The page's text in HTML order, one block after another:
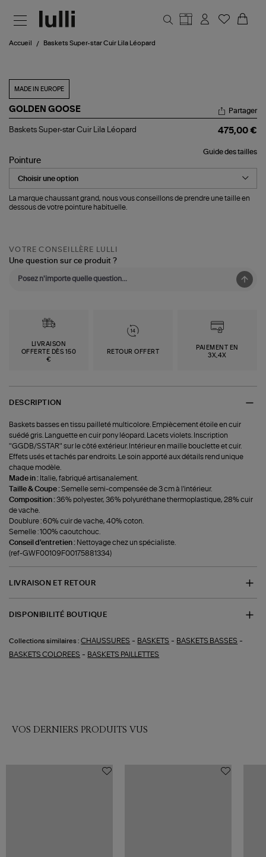
Accueil Baskets Super-star Cuir Lila Léopard
MADE IN EUROPE
GOLDEN GOOSE
Baskets
Cuir
Lila
Léopard
Partager
Baskets Super-star Cuir Lila Léopard 475,00 €
Guide des tailles
Pointure
La marque chaussant grand, nous vous conseillons de prendre une taille en
dessous de votre pointure habituelle.
VOTRE CONSEILLÈRE LULLI
Une question sur ce produit ?
LIVRAISON
OFFERTE DÈS 150
€
RETOUR OFFERT
PAIEMENT EN
3X,4X
DESCRIPTION
Baskets basses en tissu pailleté multicolore. Empiècement étoile en cuir
suédé gris. Languette en cuir pony léopard. Lacets violets. Inscription
"GGDB/SSTAR" sur le côté extérieur. Intérieur en maille bouclette et cuir.
Effets usés et tachés par endroits. Le soin apporté aux détails rend unique
chaque modèle.
Made in : Italie, fabriqué artisanalement.
Taille & Coupe :Semelle semi-compensée de 3 cm à l'intérieur.
Composition :36% polyester, 36% polyuréthane thermoplastique, 28% cuir
de vache.
Doublure : 60% cuir de vache, 40% coton.
Semelle : 100% caoutchouc.
Conseil d'entretien : Nettoyage chez un spécialiste.
(ref-GWF00109F00175881334)
LIVRAISON ET RETOUR
DISPONIBILITÉ BOUTIQUE
Collections similaires : CHAUSSURES - BASKETS - BASKETS BASSES -
BASKETS COLOREES - BASKETS PAILLETTES
VOS DERNIERS PRODUITS VUS